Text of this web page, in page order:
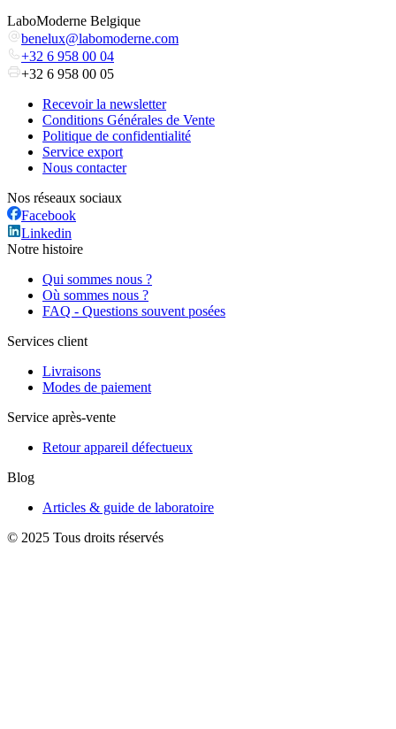
LaboModerne Belgique
benelux@labomoderne.com
+32 6 958 00 04
+32 6 958 00 05
Recevoir la newsletter
Conditions Générales de Vente
Politique de confidentialité
Service export
Nous contacter
Nos réseaux sociaux
Facebook
Linkedin
Notre histoire
Qui sommes nous ?
Où sommes nous ?
FAQ - Questions souvent posées
Services client
Livraisons
Modes de paiement
Service après-vente
Retour appareil défectueux
Blog
Articles & guide de laboratoire
© 2025 Tous droits réservés